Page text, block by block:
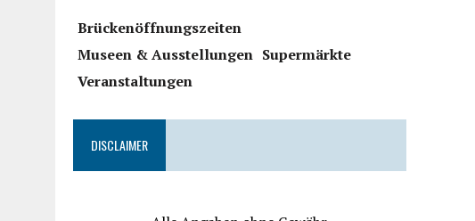
Brückenöffnungszeiten
Museen & Ausstellungen Supermärkte
Veranstaltungen
DISCLAIMER